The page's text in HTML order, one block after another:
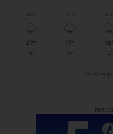
SEX
27°
14°
SÁB
17°
14°
16°
12°
Atualizado